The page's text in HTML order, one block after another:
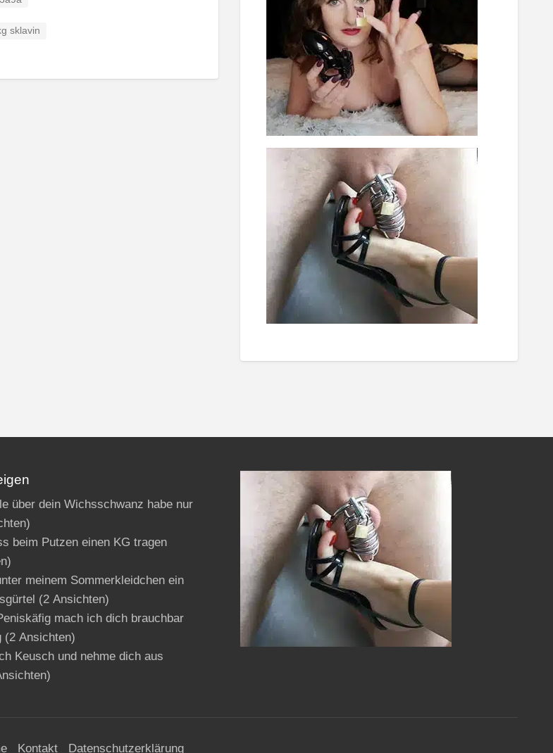
sklavin
über dein Wichsschwanz habe nur
beim Putzen einen KG tragen
meinem Sommerkleidchen ein
(2 Ansichten)
mach ich dich brauchbar
(2 Ansichten)
Keusch und nehme dich aus
Kontakt Datenschutzerklärung